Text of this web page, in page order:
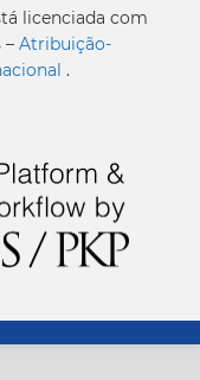
licenciada com
– Atribuição-
.